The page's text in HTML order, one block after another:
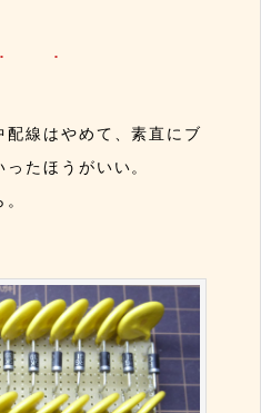
線はやめて、素直にブ
たほうがいい。